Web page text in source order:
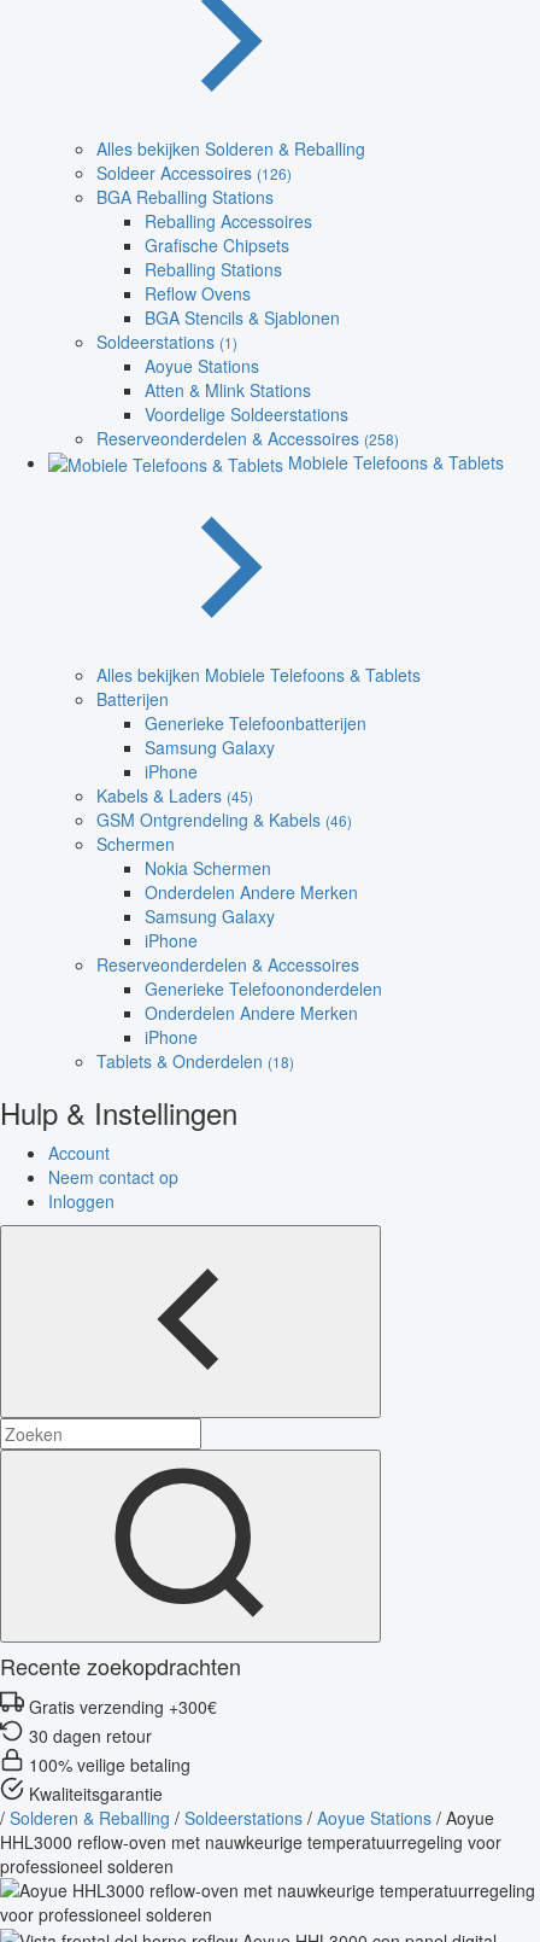
Alles bekijken Solderen & Reballing
Soldeer Accessoires (126)
BGA Reballing Stations
Reballing Accessoires
Grafische Chipsets
Reballing Stations
Reflow Ovens
BGA Stencils & Sjablonen
Soldeerstations (1)
Aoyue Stations
Atten & Mlink Stations
Voordelige Soldeerstations
Reserveonderdelen & Accessoires (258)
Mobiele Telefoons & Tablets
Alles bekijken Mobiele Telefoons & Tablets
Batterijen
Generieke Telefoonbatterijen
Samsung Galaxy
iPhone
Kabels & Laders (45)
GSM Ontgrendeling & Kabels (46)
Schermen
Nokia Schermen
Onderdelen Andere Merken
Samsung Galaxy
iPhone
Reserveonderdelen & Accessoires
Generieke Telefoononderdelen
Onderdelen Andere Merken
iPhone
Tablets & Onderdelen (18)
Hulp & Instellingen
Account
Neem contact op
Inloggen
Recente zoekopdrachten
Gratis verzending +300€
30 dagen retour
100% veilige betaling
Kwaliteitsgarantie
/ Solderen & Reballing / Soldeerstations / Aoyue Stations / Aoyue
HHL3000 reflow-oven met nauwkeurige temperatuurregeling voor
professioneel solderen